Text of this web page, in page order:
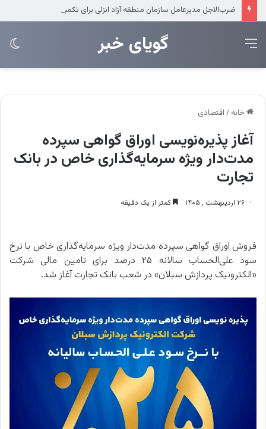
‌‌‌گویای خبر منو
خانه / اقتصادی
آغاز پذیره‌نویسی اوراق گواهی سپرده
مدت‌دار ویژه سرمایه‌گذاری خاص در بانک
تجارت
۲۶ اردیبهشت , ۱۴۰۵ کمتر از یک دقیقه
فروش اوراق گواهی سپرده مدت‌دار ویژه سرمایه‌گذاری خاص با نرخ
سود علی‌الحساب سالانه ۲۵ درصد برای تامین مالی شرکت
«الکترونیک پردازش سبلان» در شعب بانک تجارت آغاز شد.